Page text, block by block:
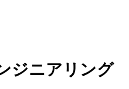
ジニアリング